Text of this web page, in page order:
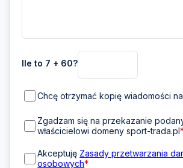
Ile to 7 + 60?
Chcę otrzymać kopię wiadomości
Zgadzam się na przekazanie
właścicielowi domeny sport-trada.pl
Akceptuję Zasady przetwarzania
osobowych*